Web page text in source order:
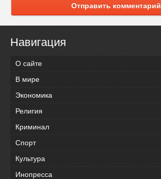
Отправить комментарий
Навигация
О сайте
В мире
Экономика
Религия
Криминал
Спорт
Культура
Инопресса